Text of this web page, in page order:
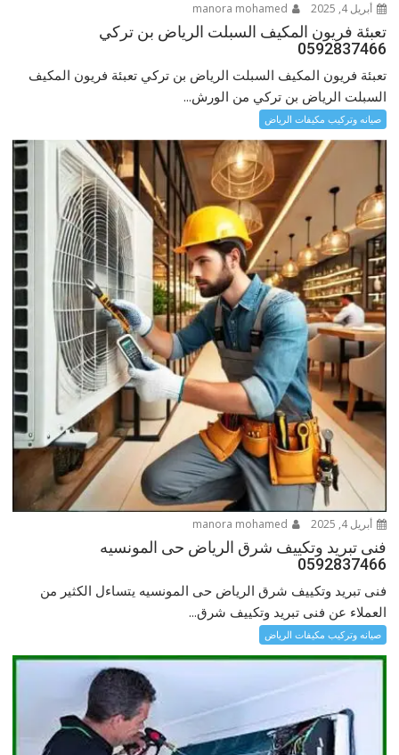
أبريل 4, 2025
تعبئة فريون المكيف السبلت الرياض بن تركي
0592837466
تعبئة فريون المكيف السبلت الرياض بن تركي تعبئة فريون المكيف
السبلت الرياض بن تركي من الورش...
صيانه وتركيب مكيفات الرياض
أبريل 4, 2025
فنى تبريد وتكييف شرق الرياض حى المونسيه
0592837466
فنى تبريد وتكييف شرق الرياض حى المونسيه يتساءل الكثير من
العملاء عن فنى تبريد وتكييف شرق...
صيانه وتركيب مكيفات الرياض